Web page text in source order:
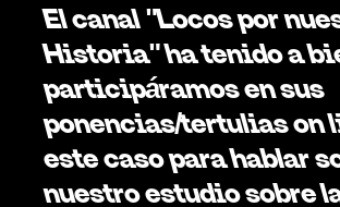
El canal "Locos por
Historia" ha tenido a
participáramos en sus
ponencias/tertulias on
este caso para hablar
nuestro estudio sobre